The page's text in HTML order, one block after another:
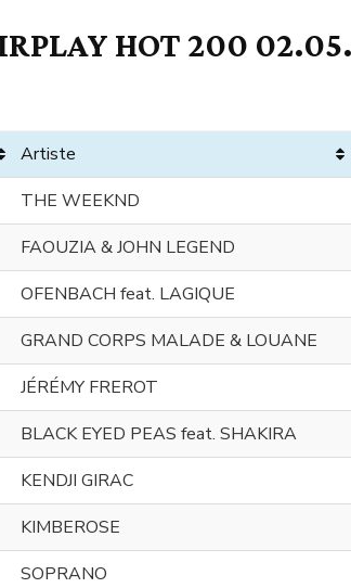
HOT 200
Artiste
THE WEEKND
FAOUZIA & JOHN LEGEND
OFENBACH feat. LAGIQUE
GRAND CORPS MALADE & LOUANE
JÉRÉMY FREROT
BLACK EYED PEAS feat. SHAKIRA
KENDJI GIRAC
KIMBEROSE
SOPRANO